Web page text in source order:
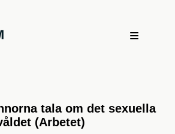
tala om det sexuella
(Arbetet)